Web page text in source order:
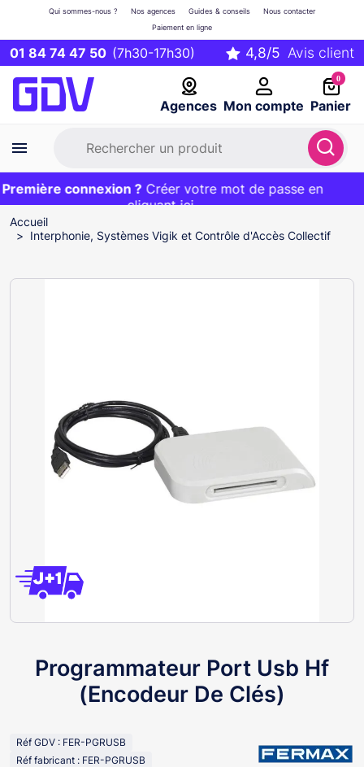
01 84 74 47 50 (7h30-17h30)
Agences Mon compte
Qui sommes-nous ? Nos agences Guides & conseils
Nous contacter
Paiement en ligne
0
Panier
Première commande ?20€ OFFERT sur votre panier
et livraison 24/48h gratuite avec le codeBIENVENUE
connexion ?Créer votre mot de passe en
cliquant ici
EXCLU WEB :
Accueil
Interphonie, Systèmes Vigik et Contrôle d'Accès Collectif
Programmateur Port Usb Hf
(Encodeur De Clés)
Réf GDV : FER-PGRUSB
Réf fabricant : FER-PGRUSB